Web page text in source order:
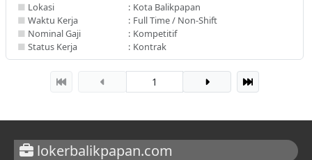
■ Lokasi : Kota Balikpapan
■ Waktu Kerja : Full Time / Non-Shift
■ Nominal Gaji : Kompetitif
■ Status Kerja : Kontrak
1
lokerbalikpapan.com